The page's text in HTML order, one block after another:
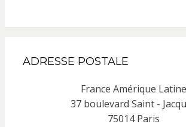
ADRESSE POSTALE
France Amérique Latine
37 boulevard Saint -
75014 Paris